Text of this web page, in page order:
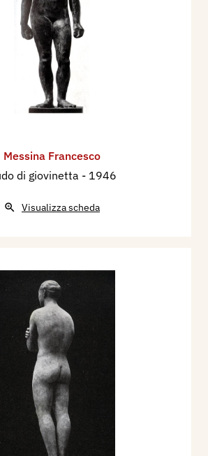
Messina Francesco
di giovinetta - 1946
Visualizza scheda